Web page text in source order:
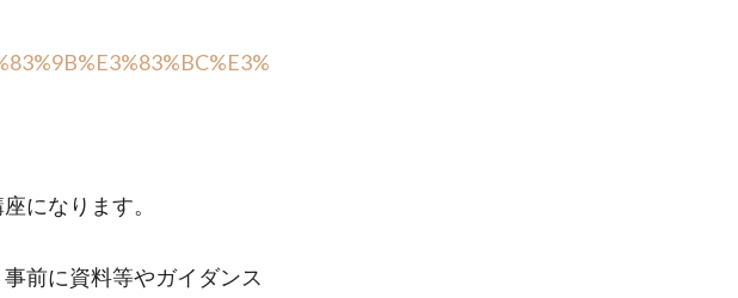
になります。
前に資料等やガイダンス